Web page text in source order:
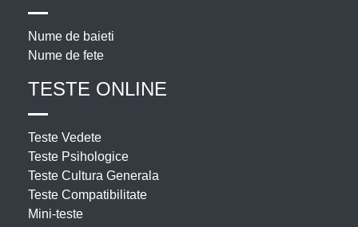
Nume de baieti
Nume de fete
TESTE ONLINE
Teste Vedete
Teste Psihologice
Teste Cultura Generala
Teste Compatibilitate
Mini-teste